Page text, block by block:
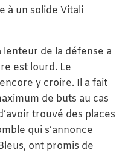
à un solide Vitali
de la défense a
est lourd. Le
y croire. Il a fait
de buts au cas
trouvé des places
qui s’annonce
ont promis de